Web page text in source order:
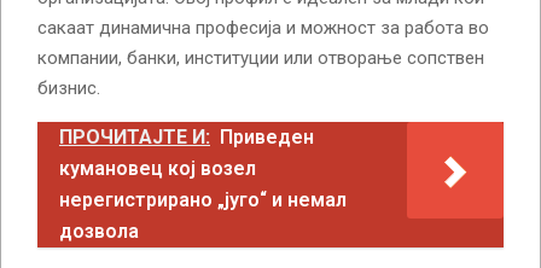
сакаат динамична професија и можност за работа во
компании, банки, институции или отворање сопствен
бизнис.
ПРОЧИТАЈТЕ И:
Приведен
кумановец кој возел
нерегистрирано „југо“ и немал
дозвола